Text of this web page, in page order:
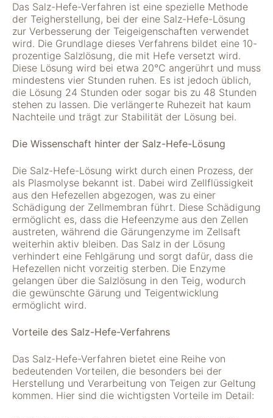
Das Salz-Hefe-Verfahren ist eine spezielle Methode
der Teigherstellung, bei der eine Salz-Hefe-Lösung
zur Verbesserung der Teigeigenschaften verwendet
wird. Die Grundlage dieses Verfahrens bildet eine 10-
prozentige Salzlösung, die mit Hefe versetzt wird.
Diese Lösung wird bei etwa 20°C angerührt und muss
mindestens vier Stunden ruhen. Es ist jedoch üblich,
die Lösung 24 Stunden oder sogar bis zu 48 Stunden
stehen zu lassen. Die verlängerte Ruhezeit hat kaum
Nachteile und trägt zur Stabilität der Lösung bei.
Die Wissenschaft hinter der Salz-Hefe-Lösung
Die Salz-Hefe-Lösung wirkt durch einen Prozess, der
als Plasmolyse bekannt ist. Dabei wird Zellflüssigkeit
aus den Hefezellen abgezogen, was zu einer
Schädigung der Zellmembran führt. Diese Schädigung
ermöglicht es, dass die Hefeenzyme aus den Zellen
austreten, während die Gärungenzyme im Zellsaft
weiterhin aktiv bleiben. Das Salz in der Lösung
verhindert eine Fehlgärung und sorgt dafür, dass die
Hefezellen nicht vorzeitig sterben. Die Enzyme
gelangen über die Salzlösung in den Teig, wodurch
die gewünschte Gärung und Teigentwicklung
ermöglicht wird.
Vorteile des Salz-Hefe-Verfahrens
Das Salz-Hefe-Verfahren bietet eine Reihe von
bedeutenden Vorteilen, die besonders bei der
Herstellung und Verarbeitung von Teigen zur Geltung
kommen. Hier sind die wichtigsten Vorteile im Detail:
Notwendig
Diese Cookies
sind für die
Funktionsweise
der Website
notwendig.
Statistiken
Struktur der Website
verwenden wir
Tools zur Erfassung
anonymer
Nutzungsstatistiken.
Wir verwenden
"Google Analytics"
um
Nutzungsstatistiken
aufzuzeichnen.
Marketing
ermöglichen eine
auf Basis dessen,
was Sie auf unserer
Website ansehen.
Diese und andere